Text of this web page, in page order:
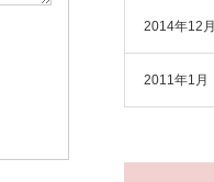
2014年12月
2011年1月